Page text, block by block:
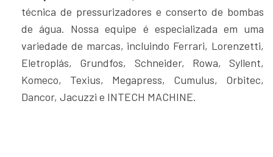
técnica de pressurizadores e conserto de bombas
de água. Nossa equipe é especializada em uma
variedade de marcas, incluindo Ferrari, Lorenzetti,
Eletroplás, Grundfos, Schneider, Rowa, Syllent,
Komeco, Texius, Megapress, Cumulus, Orbitec,
Dancor, Jacuzzi e INTECH MACHINE.